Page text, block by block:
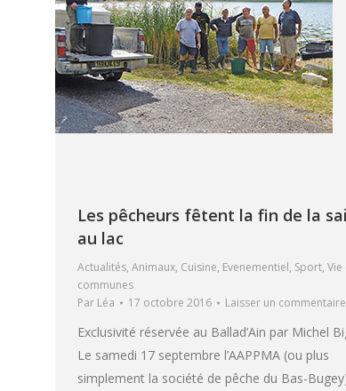
Les pêcheurs fêtent la fin de la
au lac
Actualités, Animaux, Cuisine, Evenementiel, Sport, Vie
communes
Par Léa 17 octobre 2016 Laisser un commentaire
Exclusivité réservée au Ballad’Ain par Michel
Le samedi 17 septembre l’AAPPMA (ou plus
simplement la société de pêche du Bas-